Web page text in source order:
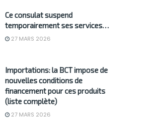
Ce consulat suspend
temporairement ses services…
27 MARS 2026
Importations: la BCT impose de
nouvelles conditions de
financement pour ces produits
(liste complète)
27 MARS 2026